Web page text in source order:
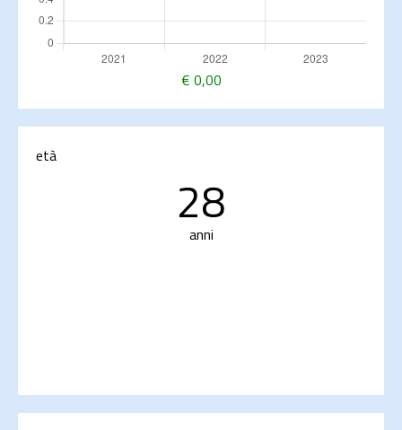
€ 0,00
età
28
anni